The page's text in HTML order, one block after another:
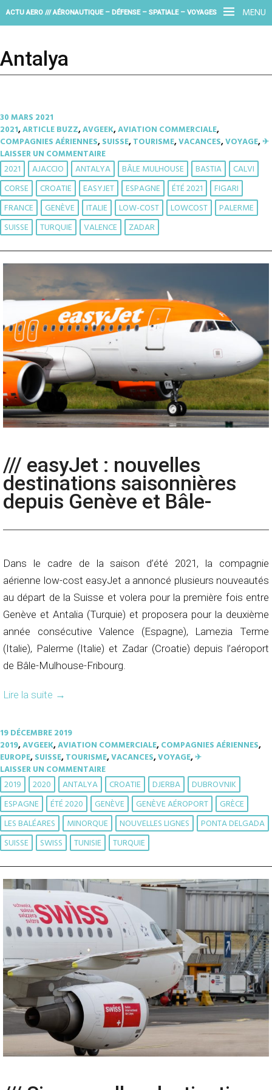
MENU
ACTU AERO /// AÉRONAUTIQUE – DÉFENSE – SPATIALE – VOYAGES
Antalya
30 MARS 2021
2021,ARTICLE BUZZ,AVGEEK,AVIATION COMMERCIALE,
COMPAGNIES AÉRIENNES,SUISSE,TOURISME,VACANCES,VOYAGE,✈︎
LAISSER UN COMMENTAIRE
2021 AJACCIO ANTALYA BÂLE MULHOUSE BASTIA
CALVI
CORSE
CROATIE EASYJET ESPAGNE ÉTÉ 2021
FIGARI
FRANCE
GENÈVE ITALIE LOW-COST LOWCOST
PALERME
SUISSE
TURQUIE VALENCE ZADAR
/// easyJet : nouvelles
destinations saisonnières
depuis Genève et Bâle-
Dans le cadre de la saison d’été 2021, la compagnie
aérienne low-cost easyJet a annoncé plusieurs nouveautés
au départ de la Suisse et volera pour la première fois entre
Genève et Antalia (Turquie) et proposera pour la deuxième
année consécutive Valence (Espagne), Lamezia Terme
(Italie), Palerme (Italie) et Zadar (Croatie) depuis l’aéroport
de Bâle-Mulhouse-Fribourg.
Lire la suite →
19 DÉCEMBRE 2019
2019,AVGEEK,AVIATION COMMERCIALE,COMPAGNIES AÉRIENNES,
EUROPE,SUISSE,TOURISME,VACANCES,VOYAGE,✈︎
LAISSER UN COMMENTAIRE
2019 2020 ANTALYA CROATIE DJERBA
DUBROVNIK
ESPAGNE
ÉTÉ 2020 GENÈVE GENÈVE AÉROPORT
GRÈCE
LES BALÉARES
MINORQUE NOUVELLES LIGNES
PONTA DELGADA
SUISSE
SWISS TUNISIE TURQUIE